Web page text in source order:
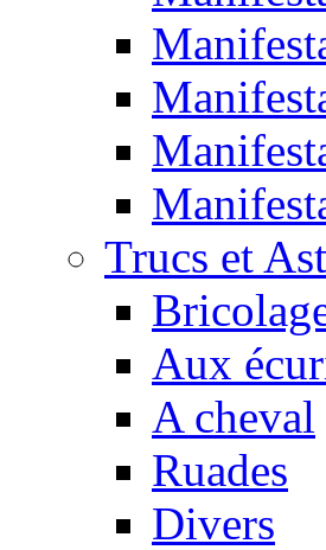
Trucs et
Aux
A cheval
Ruades
Divers